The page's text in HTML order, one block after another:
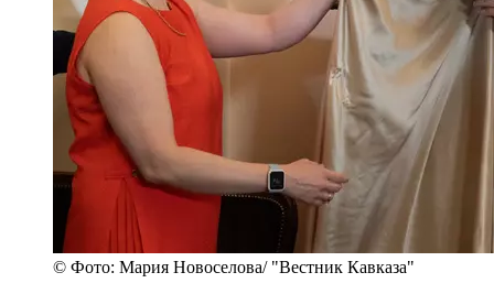
© Фото: Мария Новоселова/ "Вестник Кавказа"